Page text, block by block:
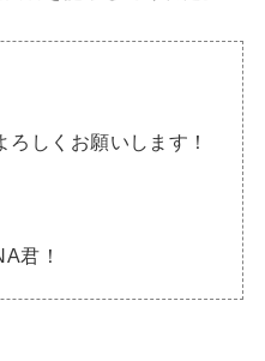
しくお願いします！
君！